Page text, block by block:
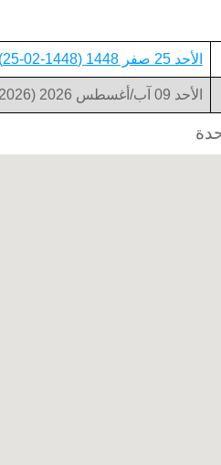
الأحد 25 صفر 1448 (1448-02-25)
الأحد 09 آب/أغسطس 2026 (2026-08-09)